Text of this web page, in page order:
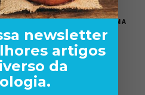
PARA A PRÓXIMA
newsletter
artigos
da